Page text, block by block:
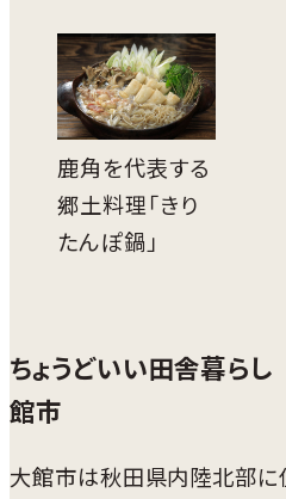
鹿角を代表する
郷土料理「きり
たんぽ鍋」
ちょうどいい田舎暮ら
館市
大館市は秋田県内陸北部に